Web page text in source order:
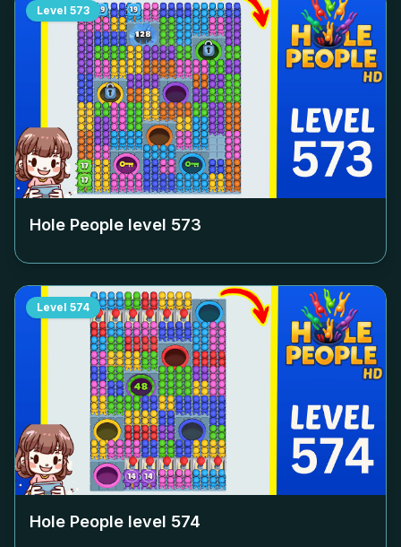
Level 573
Hole People level 573
Level 574
Hole People level 574